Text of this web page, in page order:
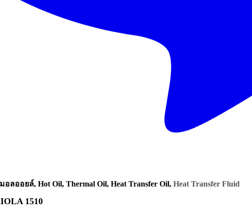
ออยล์, Hot Oil, Thermal Oil, Heat Transfer Oil, Heat Transfer Fluid
1510